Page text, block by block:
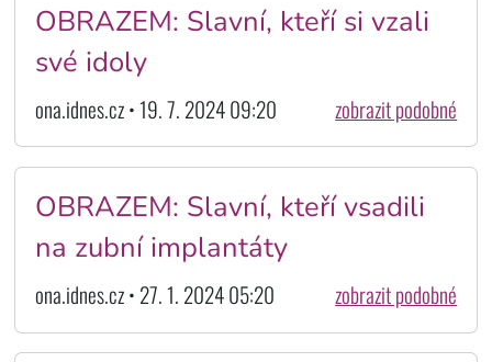
OBRAZEM: Slavní, kteří si vzali
své idoly
ona.idnes.cz • 19. 7. 2024 09:20 zobrazit podobné
OBRAZEM: Slavní, kteří vsadili
na zubní implantáty
ona.idnes.cz • 27. 1. 2024 05:20 zobrazit podobné